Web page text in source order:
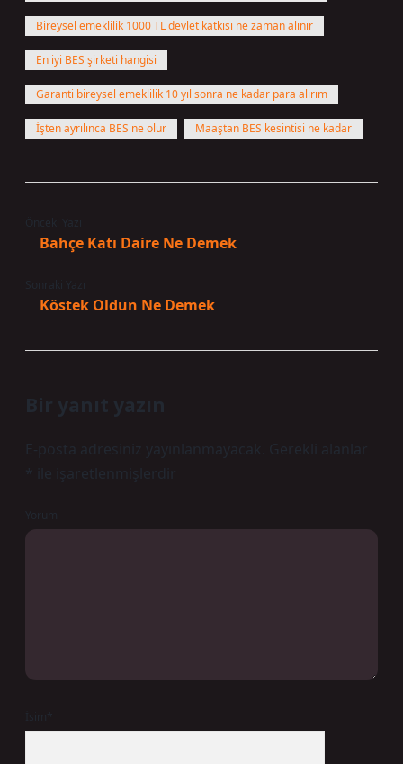
Bireysel emeklilik 1000 TL devlet katkısı ne zaman alınır
En iyi BES şirketi hangisi
Garanti bireysel emeklilik 10 yıl sonra ne kadar para alırım
İşten ayrılınca BES ne olur Maaştan BES kesintisi ne kadar
Bahçe Katı Daire Ne Demek
Köstek Oldun Ne Demek
Bir yanıt yazın
E-posta adresiniz yayınlanmayacak.
Gerekli alanlar
ile işaretlenmişlerdir